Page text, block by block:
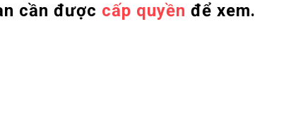
cần được cấp quyền để xem.